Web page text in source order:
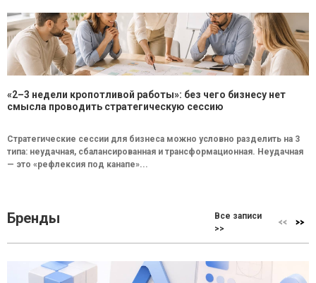
«2–3 недели кропотливой работы»: без чего бизнесу нет
смысла проводить стратегическую сессию
Стратегические сессии для бизнеса можно условно разделить на 3
типа: неудачная, сбалансированная и трансформационная. Неудачная
— это «рефлексия под канапе»...
Бренды
Все записи
>>